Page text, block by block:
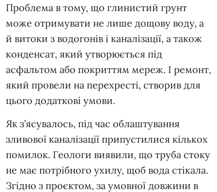
Проблема в тому, що глинистий грунт
може отримувати не лише дощову воду, а
й витоки з водогонів і каналізації, а також
конденсат, який утворюється під
асфальтом або покриттям мереж. І ремонт,
який провели на перехресті, створив для
цього додаткові умови.
Як з’ясувалось, під час облаштування
зливової каналізації припустилися кількох
помилок. Геологи виявили, що труба стоку
не має потрібного ухилу, щоб вода стікала.
Згідно з проєктом, за умовної довжини в